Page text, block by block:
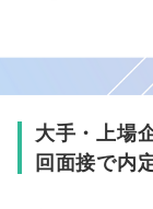
大手・上場
回面接で内